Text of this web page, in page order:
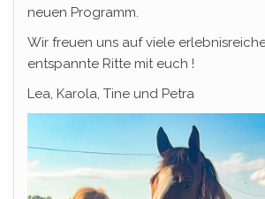
neuen Programm.
Wir freuen uns auf viele
entspannte Ritte mit euch !
Lea, Karola, Tine und Petra